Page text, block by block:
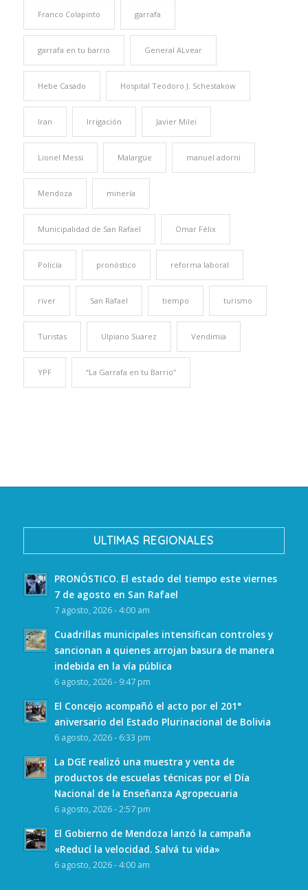
Franco Colapinto garrafa
garrafa en tu barrio General ALvear
Hebe Casado Hospital Teodoro J. Schestakow
Iran Irrigación Javier Milei
Lionel Messi Malargüe manuel adorni
Mendoza minería
Municipalidad de San Rafael Omar Félix
Policía pronóstico reforma laboral
river San Rafael tiempo turismo
Turistas Ulpiano Suarez Vendimia
YPF “La Garrafa en tu Barrio”
ULTIMAS REGIONALES
PRONÓSTICO. El estado del tiempo este viernes
7 de agosto en San Rafael
7 agosto, 2026 - 4:00 am
Cuadrillas municipales intensifican controles y
sancionan a quienes arrojan basura de manera
indebida en la vía pública
6 agosto, 2026 - 9:47 pm
El Concejo acompañó el acto por el 201°
aniversario del Estado Plurinacional de Bolivia
6 agosto, 2026 - 6:33 pm
La DGE realizó una muestra y venta de
productos de escuelas técnicas por el Día
Nacional de la Enseñanza Agropecuaria
6 agosto, 2026 - 2:57 pm
El Gobierno de Mendoza lanzó la campaña
«Reducí la velocidad. Salvá tu vida»
6 agosto, 2026 - 4:00 am